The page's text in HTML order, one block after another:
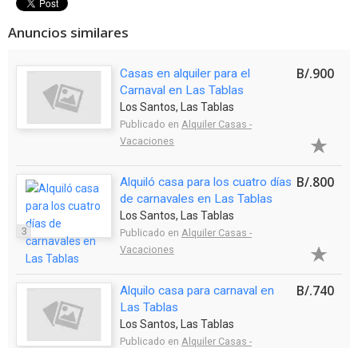
Anuncios similares
Casas en alquiler para el
Carnaval en Las Tablas
Los Santos, Las Tablas
Publicado en Alquiler Casas -
Vacaciones
B/.900
3
Alquiló casa para los cuatro días
de carnavales en Las Tablas
Los Santos, Las Tablas
Publicado en Alquiler Casas -
Vacaciones
B/.800
Alquilo casa para carnaval en
Las Tablas
Los Santos, Las Tablas
Publicado en Alquiler Casas -
B/.740